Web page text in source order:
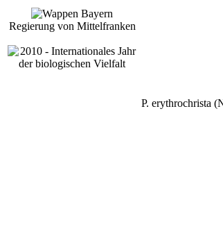
Regierung von Mittelfranken
P. erythrochrista